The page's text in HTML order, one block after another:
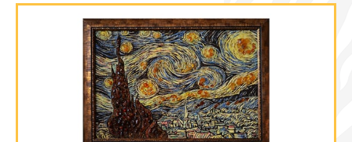
Не представляете, что презентовать на
Новый год, день рождения, свадьбу,
новоселье или любой другой праздник
близкому человеку? Интернет магазин
подарков Киев GIFT2U предлагает вашему
вниманию на страницах своего сайта
множество интересных моделей ручной
работы. Их подробное описание и